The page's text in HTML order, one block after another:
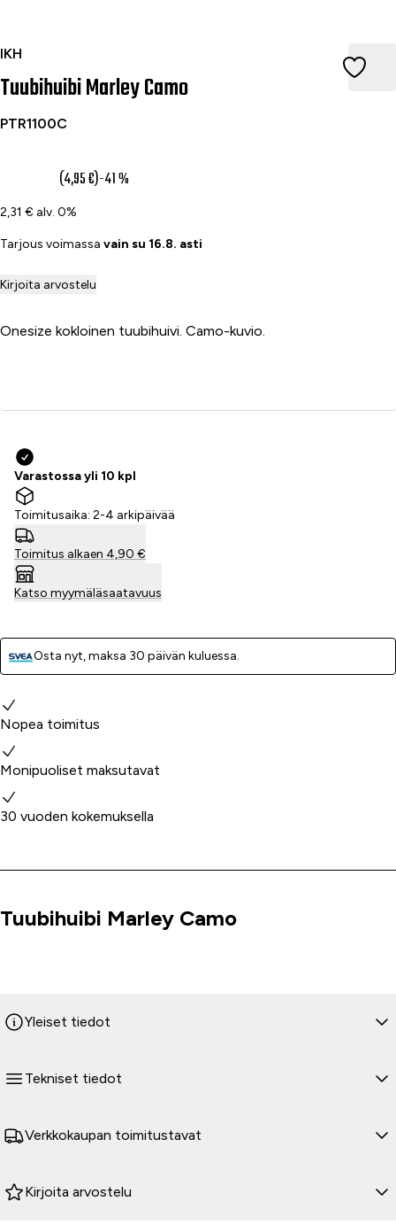
IKH
Tuubihuibi Marley Camo
Tuubihuibi Marley Camo
PTR1100C
(4,95 €)-41 %
2,31 € alv. 0%
Tarjous voimassa vain su 16.8. asti
Kirjoita arvostelu
Onesize kokloinen tuubihuivi. Camo-kuvio.
Varastossa yli 10 kpl
Toimitusaika: 2-4 arkipäivää
Toimitus alkaen 4,90 €
Katso myymäläsaatavuus
Osta nyt, ­maksa 30 päivän kuluessa.
Miksi valita meidät?
Nopea toimitus
Monipuoliset maksutavat
30 vuoden kokemuksella
Tuoteinfo
Tuubihuibi Marley Camo
Yleiset tiedot
Tekniset tiedot
Verkkokaupan toimitustavat
Kirjoita arvostelu